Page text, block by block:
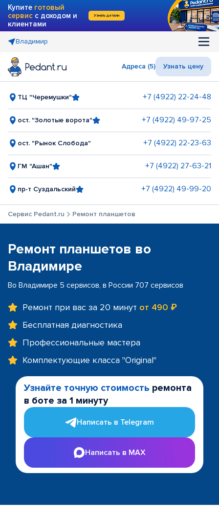
Купите готовый
сервис с доходом и
клиентами
Узнать детали
Владимир
Адреса (5) Узнать цену
ТЦ "Черемушки" +7 (4922) 22-24-48
ост. "Золотые ворота" +7 (4922) 49-97-25
ост. "Рынок Слобода" +7 (4922) 22-23-63
ГМ "Ашан" +7 (4922) 27-63-21
пр-т Суздальский +7 (4922) 49-99-20
Сервис Pedant.ru Ремонт планшетов
Ремонт планшетов во
Владимире
Во Владимире 5 сервисов, в России 707 сервисов
Ремонт при вас за 20 минут от 490 ₽
Бесплатная диагностика
Профессиональные мастера
Комплектующие класса "Original"
Узнайте точную стоимость ремонта
в боте за 1 минуту
Написать в Telegram
Написать в MAX